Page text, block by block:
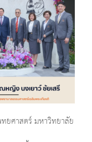
ยศาสตร์ มหาวิทยาลัย